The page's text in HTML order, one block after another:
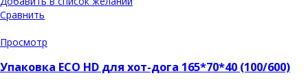
Сравнить
Просмотр
Упаковка ECO HD для хот-дога 165*70*40 (100/600)